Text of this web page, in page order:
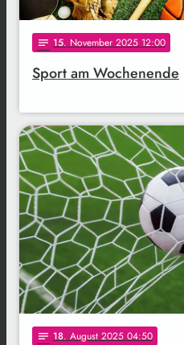
notes 15. November 2025 12:00
Sport am Wochenende
notes 18. August 2025 04:50